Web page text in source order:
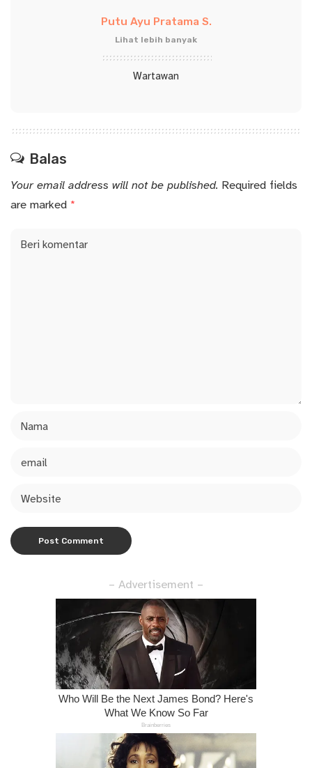
Putu Ayu Pratama S.
Lihat lebih banyak
Wartawan
Balas
Your email address will not be published. Required fields
are marked *
– Advertisement –